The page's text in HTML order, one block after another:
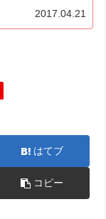
2017.04.21
はてブ
コピー